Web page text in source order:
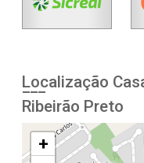
Localização
Ribeirão Preto
+